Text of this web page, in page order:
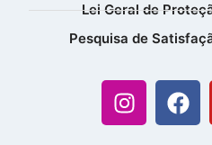
Lei Geral de
Pesquisa de